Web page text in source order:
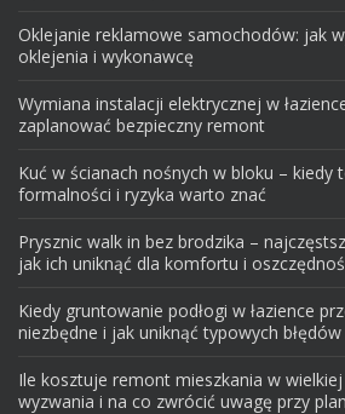
Oklejanie reklamowe samochodów: jak
oklejenia i wykonawcę
Wymiana instalacji elektrycznej w
zaplanować bezpieczny remont
Kuć w ścianach nośnych w bloku – kiedy
formalności i ryzyka warto znać
Prysznic walk in bez brodzika –
jak ich uniknąć dla komfortu i
Kiedy gruntowanie podłogi w łazience
niezbędne i jak uniknąć typowych błędów
Ile kosztuje remont mieszkania w wielkiej
wyzwania i na co zwrócić uwagę przy